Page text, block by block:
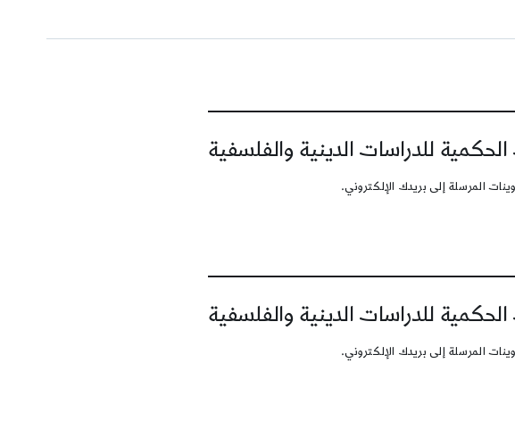
للدراسات الدينية والفلسفية
المرسلة إلى بريدك الإلكتروني.
للدراسات الدينية والفلسفية
المرسلة إلى بريدك الإلكتروني.